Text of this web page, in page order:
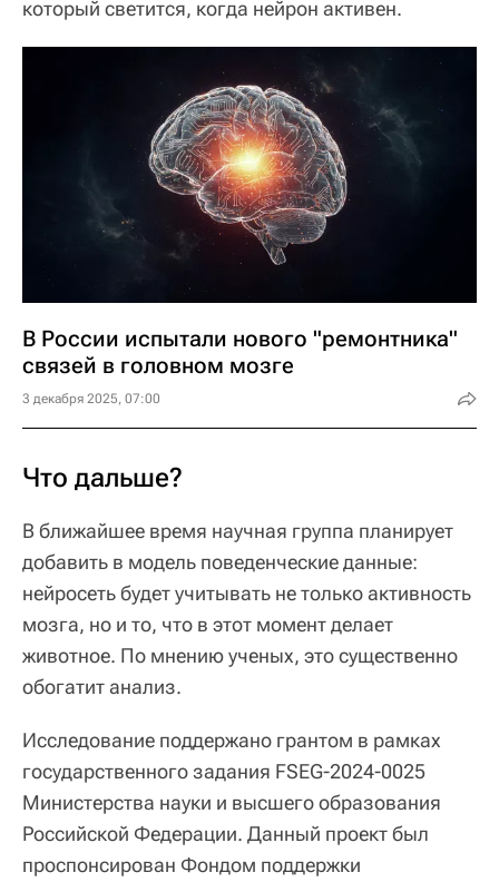
который светится, когда нейрон активен.
В России испытали нового "ремонтника"
связей в головном мозге
3 декабря 2025, 07:00
Что дальше?
В ближайшее время научная группа планирует
добавить в модель поведенческие данные:
нейросеть будет учитывать не только активность
мозга, но и то, что в этот момент делает
животное. По мнению ученых, это существенно
обогатит анализ.
Исследование поддержано грантом в рамках
государственного задания FSEG-2024-0025
Министерства науки и высшего образования
Российской Федерации. Данный проект был
проспонсирован Фондом поддержки